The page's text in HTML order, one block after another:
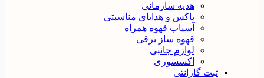
هدیه سازمانی
باکس و هدایای مناسبتی
آسیاب قهوه همراه
قهوه ساز برقی
لوازم جانبی
اکسسوری
ثبت گارانتی